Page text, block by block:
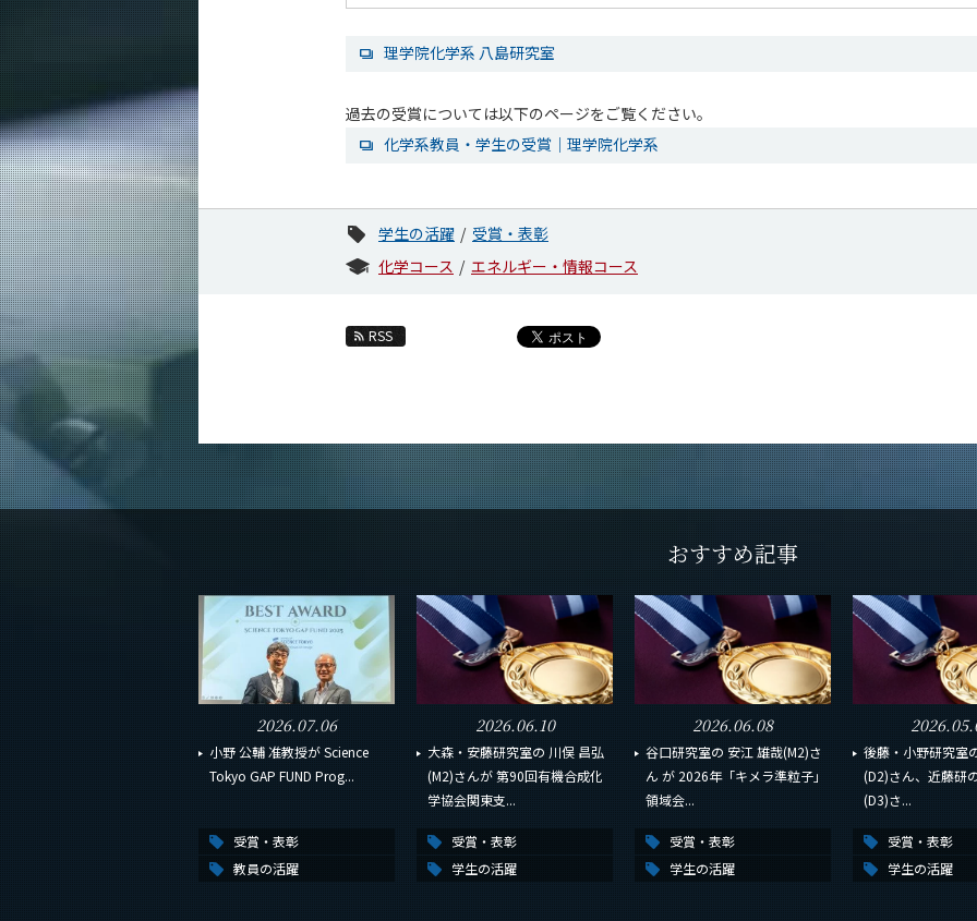
理学院化学系 八島研究室
過去の受賞については以下のページをご覧ください。
化学系教員・学生の受賞｜理学院化学系
学生の活躍
受賞・表彰
化学コース
エネルギー・情報コース
RSS
おすすめ記事
2026.07.06
小野 公輔 准教授が Science
Tokyo GAP FUND Prog...
受賞・表彰
教員の活躍
2026.06.10
大森・安藤研究室の 川俣 昌弘
(M2)さんが 第90回有機合成化
学協会関東支...
受賞・表彰
学生の活躍
2026.06.08
谷口研究室の 安江 雄哉(M2)さ
ん が 2026年「キメラ準粒子」
領域会...
受賞・表彰
学生の活躍
後藤・小野研究室
(D2)さん、近藤研
(D3)さ...
受賞・表彰
学生の活躍